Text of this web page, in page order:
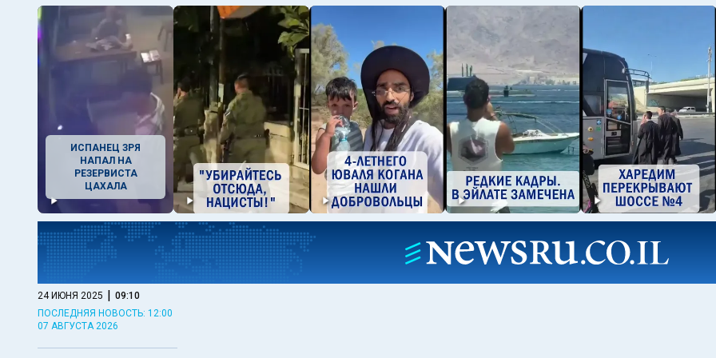
ИСПАНЕЦ ЗРЯ
НАПАЛ НА
РЕЗЕРВИСТА
ЦАХАЛА
24 ИЮНЯ 2025 | 09:10
ПОСЛЕДНЯЯ НОВОСТЬ: 12:00
07 АВГУСТА 2026